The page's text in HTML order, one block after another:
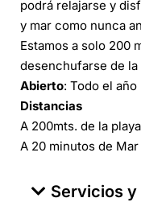
podrá relajarse y
y mar como nunca
Estamos a solo 200
desenchufarse de
Abierto: Todo el año
Distancias
A 200mts. de la
A 20 minutos de Mar
Servicios